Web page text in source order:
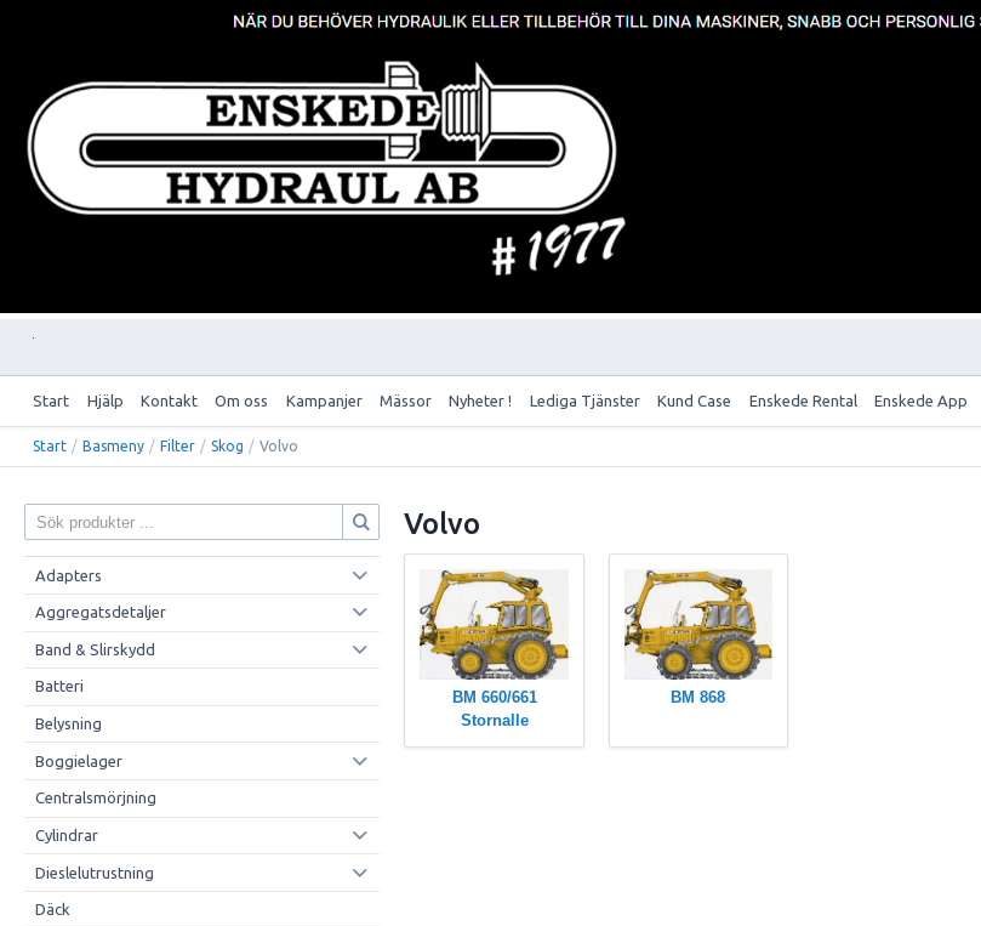
Start Hjälp Kontakt Om oss Kampanjer Mässor Nyheter ! Lediga Tjänster Kund Case Enskede Rental Enskede App
Start / Basmeny / Filter / Skog / Volvo
Adapters
Aggregatsdetaljer
Band & Slirskydd
Batteri
Belysning
Boggielager
Centralsmörjning
Cylindrar
Dieslelutrustning
Däck
Volvo
BM 660/661
Stornalle
BM 868